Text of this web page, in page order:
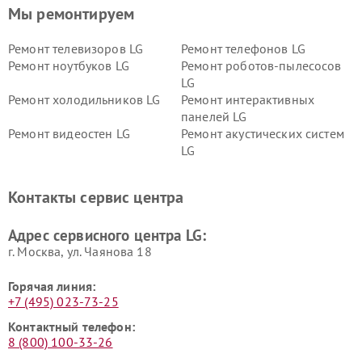
Мы ремонтируем
Ремонт телевизоров LG
Ремонт телефонов LG
Ремонт ноутбуков LG
Ремонт роботов-пылесосов
LG
Ремонт холодильников LG
Ремонт интерактивных
панелей LG
Ремонт видеостен LG
Ремонт акустических систем
LG
Ремонт морозильных камер
Ремонт вертикальных
Контакты сервис центра
Адрес сервисного центра LG:
г. Москва, ул. Чаянова 18
Горячая линия:
+7 (495) 023-73-25
Контактный телефон:
8 (800) 100-33-26